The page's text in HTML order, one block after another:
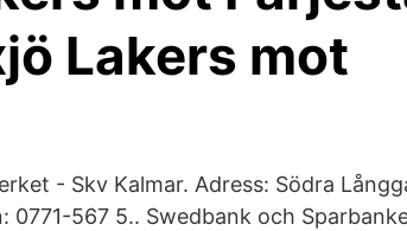
Lakers mot
- Skv Kalmar. Adress: Södra
0771-567 5.. Swedbank och